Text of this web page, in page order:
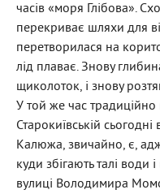
часів «моря Глібова».
перекриває шляхи для
перетворилася на
лід плаває. Знову
щиколоток, і знову
У той же час
Старокиївській
Калюжа, звичайно, є,
куди збігають талі води
вулиці Володимира